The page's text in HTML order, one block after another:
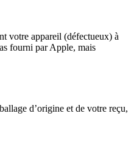
votre appareil (défectueux) à
fourni par Apple, mais
d’origine et de votre reçu,